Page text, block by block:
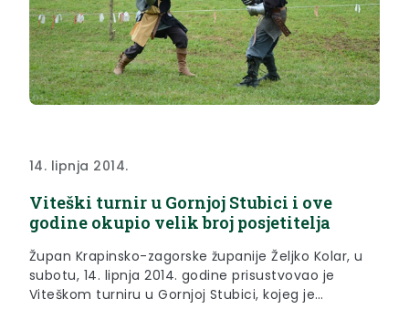
14. lipnja 2014.
Viteški turnir u Gornjoj Stubici i ove
godine okupio velik broj posjetitelja
Župan Krapinsko-zagorske županije Željko Kolar, u
subotu, 14. lipnja 2014. godine prisustvovao je
Viteškom turniru u Gornjoj Stubici, kojeg je